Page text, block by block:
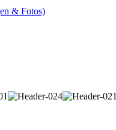
& Fotos)